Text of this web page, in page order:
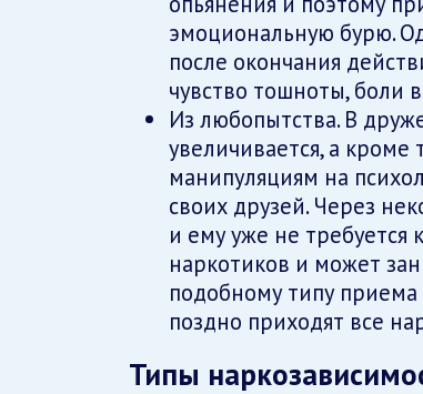
эмоциональную бурю.
после окончания
чувство тошноты, боли
Из любопытства. В
увеличивается, а кроме
манипуляциям на
своих друзей. Через
и ему уже не требуется
наркотиков и может
подобному типу
поздно приходят все
Типы